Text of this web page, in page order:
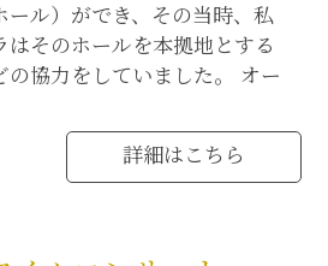
ール）ができ、その当時、私
はそのホールを本拠地とする
の協力をしていました。 オー
詳細はこちら